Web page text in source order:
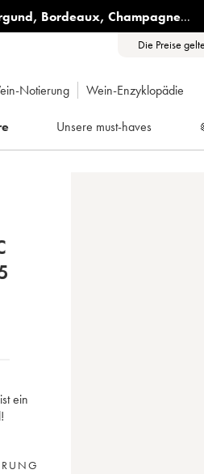
, Bordeaux, Champagne...
Die Preise
Notierung Wein-Enzyklopädie
Unsere must-haves
ein